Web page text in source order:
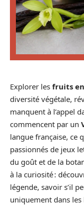
Explorer les fruits
diversité végétale,
manquent à l’appel
commencent par un
langue française, ce
passionnés de jeux
du goût et de la
à la curiosité :
légende, savoir s’il
uniquement dans